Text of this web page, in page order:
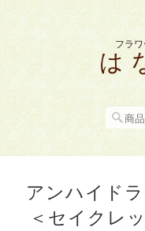
フラ
は
アンハイド
＜セイクレ